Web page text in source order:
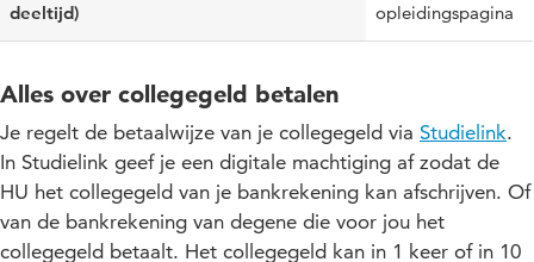
deeltijd)
opleidingspagina
Alles over collegegeld betalen
Je regelt de betaalwijze van je collegegeld via Studielink.
In Studielink geef je een digitale machtiging af zodat de
HU het collegegeld van je bankrekening kan afschrijven. Of
van de bankrekening van degene die voor jou het
collegegeld betaalt. Het collegegeld kan in 1 keer of in 10